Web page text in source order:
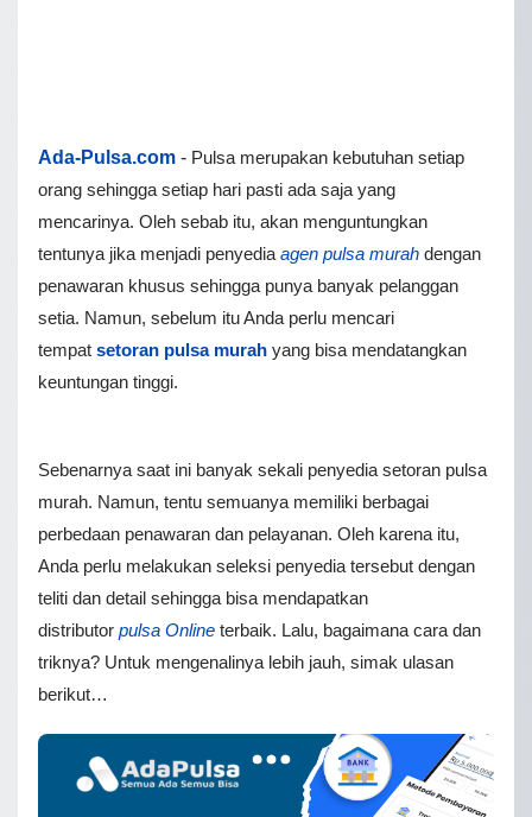
Ada-Pulsa.com - Pulsa merupakan kebutuhan setiap
orang sehingga setiap hari pasti ada saja yang
mencarinya. Oleh sebab itu, akan menguntungkan
tentunya jika menjadi penyedia agen pulsa murah dengan
penawaran khusus sehingga punya banyak pelanggan
setia. Namun, sebelum itu Anda perlu mencari
tempat setoran pulsa murah yang bisa mendatangkan
keuntungan tinggi.
Sebenarnya saat ini banyak sekali penyedia setoran pulsa
murah. Namun, tentu semuanya memiliki berbagai
perbedaan penawaran dan pelayanan. Oleh karena itu,
Anda perlu melakukan seleksi penyedia tersebut dengan
teliti dan detail sehingga bisa mendapatkan
distributor pulsa Online terbaik. Lalu, bagaimana cara dan
triknya? Untuk mengenalinya lebih jauh, simak ulasan
berikut…